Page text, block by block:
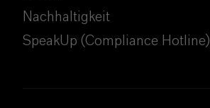
Nachhaltigkeit
SpeakUp (Compliance Hotline)